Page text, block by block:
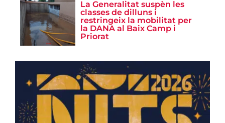
La Generalitat suspèn les
classes de dilluns i
restringeix la mobilitat per
la DANA al Baix Camp i
Priorat